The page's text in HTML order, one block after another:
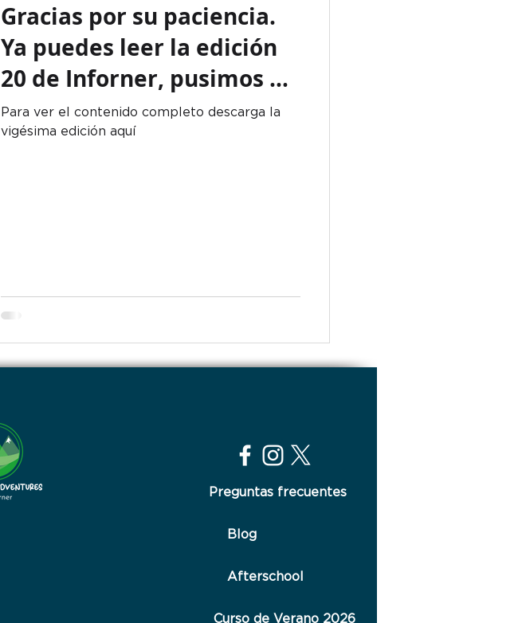
Gracias por su paciencia.
Ya puedes leer la edición
20 de Inforner, pusimos el
corazón en cada página.
Para ver el contenido completo descarga la
vigésima edición aquí
Preguntas frecuentes
Blog
Afterschool
Curso de Verano 2026